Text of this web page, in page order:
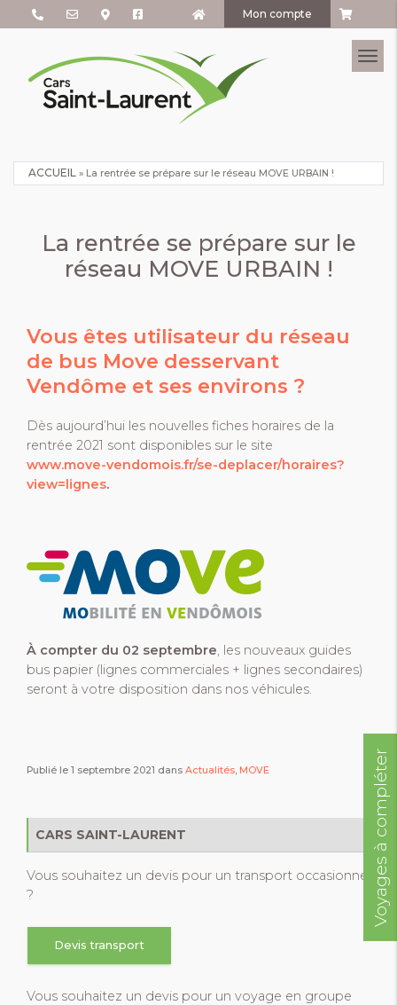
Mon compte
ACCUEIL » La rentrée se prépare sur le réseau MOVE URBAIN !
La rentrée se prépare sur le
réseau MOVE URBAIN !
Vous êtes utilisateur du réseau
de bus Move desservant
Vendôme et ses environs ?
Dès aujourd’hui les nouvelles fiches horaires de la
rentrée 2021 sont disponibles sur le site
www.move-vendomois.fr/se-deplacer/horaires?
view=lignes.
À compter du 02 septembre, les nouveaux guides
bus papier (lignes commerciales + lignes secondaires)
seront à votre disposition dans nos véhicules.
Publié le 1 septembre 2021 dans Actualités MOVE
CARS SAINT-LAURENT
Vous souhaitez un devis pour un transport occasionnel
?
Devis transport
Vous souhaitez un devis pour un voyage en groupe
Voyages à compléter